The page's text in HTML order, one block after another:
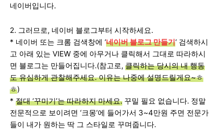
네이버입니다.
2. 그러므로, 네이버 블로그부터 시작하세요.
* 네이버 또는 크롬 검색창에 ‘네이버 블로그 만들기‘ 검색하시
고 아래 있는 VIEW 중에 아무거나 클릭해서 그대로 따라하시
면 블로그는 만들어집니다.(참고로, 클릭하는 당시의 내 행동
도 유심하게 관찰해주세요. 이유는 나중에 설명드릴게요~ㅎ
ㅎ)
* 절대 ‘꾸미기’는 따라하지 마세요. 꾸밀 필요 없습니다. 정말
전문적으로 보이려면 ‘크몽’에 들어가서 3~4만원 주면 전문가
들이 내가 원하는 딱 그 스타일로 꾸며줍니다.